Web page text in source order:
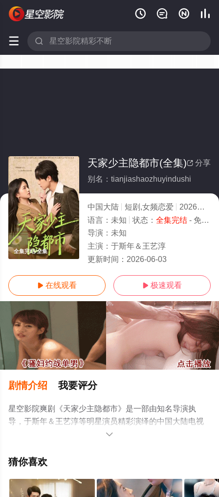
   
 
全集完结/全集
 分享
天家少主隐都市(全集)
别名：tianjiashaozhuyindushi
中国大陆 短剧,女频恋爱 2026
4.0
语言： 未知 状态： 全集完结- 免费在线观看
导演： 未知
主演： 于斯年＆王艺淳
更新时间： 2026-06-03
 在线观看  极速观看
剧情介绍 我要评分
星空影院爽剧《天家少主隐都市》是一部由知名导演执
导，于斯年＆王艺淳等明星演员精彩演绎的中国大陆电视
剧，大结局剧情已揭晓（全集完结），手机免费观看高清
可移步至豆瓣电视剧、电视猫或剧情网等平台了解。

猜你喜欢